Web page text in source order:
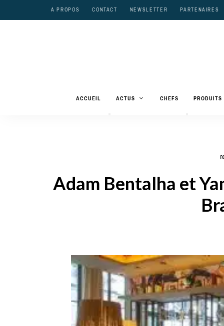
A PROPOS CONTACT NEWSLETTER PARTENAIRES
ACCUEIL ACTUS CHEFS PRODUITS
Adam Bentalha et